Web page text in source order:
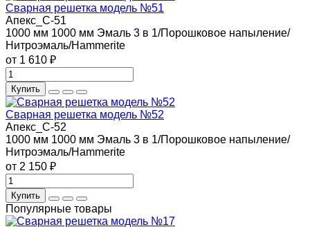
Сварная решетка модель №51
Апекс_С-51
1000 мм 1000 мм Эмаль 3 в 1/Порошковое напыление/
Нитроэмаль/Hammerite
от 1 610 ₽
Купить
Сварная решетка модель №52
Апекс_С-52
1000 мм 1000 мм Эмаль 3 в 1/Порошковое напыление/
Нитроэмаль/Hammerite
от 2 150 ₽
Купить
Популярные товары